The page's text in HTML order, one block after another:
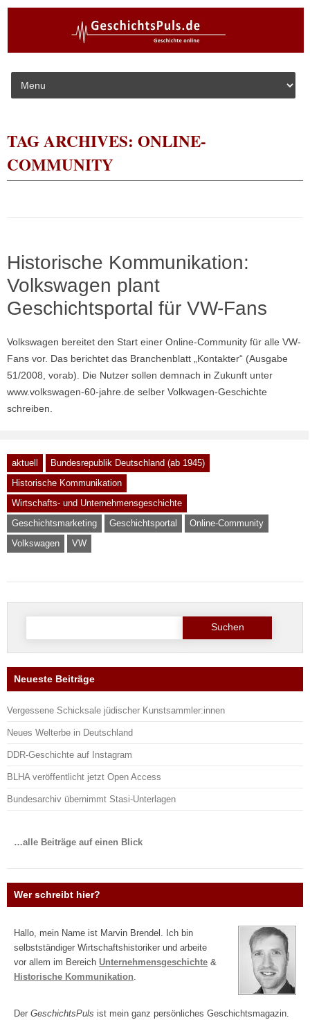
Skip to content
TAG ARCHIVES: ONLINE-
COMMUNITY
Historische Kommunikation:
Volkswagen plant
Geschichtsportal für VW-Fans
Volkswagen bereitet den Start einer Online-Community für alle VW-
Fans vor. Das berichtet das Branchenblatt „Kontakter“ (Ausgabe
51/2008, vorab). Die Nutzer sollen demnach in Zukunft unter
www.volkswagen-60-jahre.de selber Volkwagen-Geschichte
schreiben.
aktuell
Bundesrepublik Deutschland (ab 1945)
Historische Kommunikation
Wirtschafts- und Unternehmensgeschichte
Geschichtsmarketing
Geschichtsportal
Online-Community
Volkswagen
VW
Suche
Neueste Beiträge
Vergessene Schicksale jüdischer Kunstsammler:innen
Neues Welterbe in Deutschland
DDR-Geschichte auf Instagram
BLHA veröffentlicht jetzt Open Access
Bundesarchiv übernimmt Stasi-Unterlagen
…alle Beiträge auf einen Blick
Wer schreibt hier?
Hallo, mein Name ist Marvin Brendel. Ich bin
selbstständiger Wirtschaftshistoriker und arbeite
vor allem im Bereich Unternehmensgeschichte &
Historische Kommunikation
Der GeschichtsPuls ist mein ganz persönliches Geschichtsmagazin.